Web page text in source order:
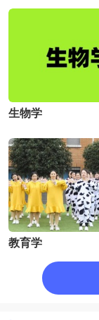
学、室外领导、
理、预环境管理
疗和预专职医疗
会工作、剧院、
置为教育执照
学与计算机科
际和非政府服务
生物学
教育学